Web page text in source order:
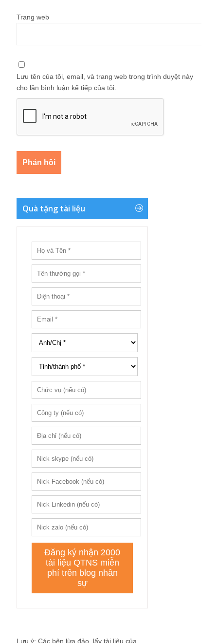
Trang web
Lưu tên của tôi, email, và trang web trong trình duyệt này
cho lần bình luận kế tiếp của tôi.
Quà tặng tài liệu
Lưu ý: Các bên lừa đảo, lấy tài liệu của